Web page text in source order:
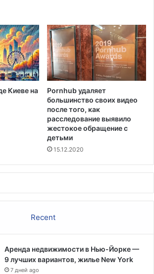
Киеве на
Pornhub удаляет
большинство своих видео
после того, как
расследование выявило
жестокое обращение с
детьми
15.12.2020
Recent
Аренда недвижимости в Нью-Йорке —
9 лучших вариантов, жилье New York
7 дней ago